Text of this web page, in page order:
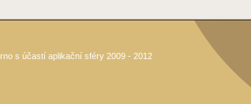
s účastí aplikační sféry 2009 - 2012